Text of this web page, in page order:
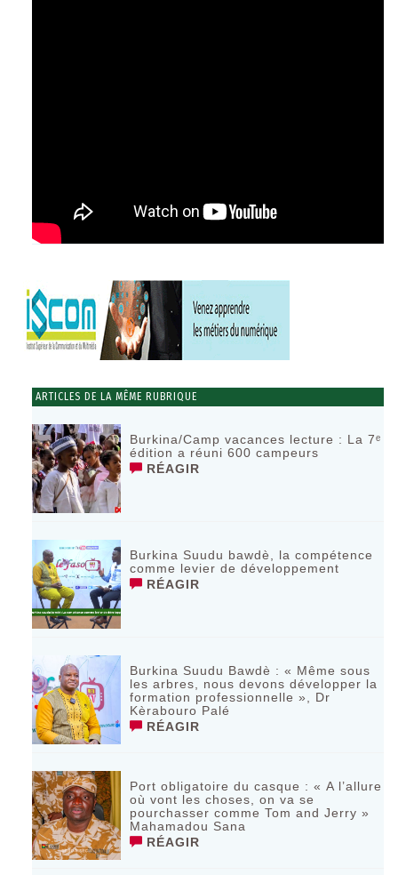
ARTICLES DE LA MÊME RUBRIQUE
Burkina/Camp vacances lecture : La 7ᵉ
édition a réuni 600 campeurs
RÉAGIR
Burkina Suudu bawdè, la compétence
comme levier de développement
RÉAGIR
Burkina Suudu Bawdè : « Même sous
les arbres, nous devons développer la
formation professionnelle », Dr
Kèrabouro Palé
RÉAGIR
Port obligatoire du casque : « A l’allure
où vont les choses, on va se
pourchasser comme Tom and Jerry »
Mahamadou Sana
RÉAGIR